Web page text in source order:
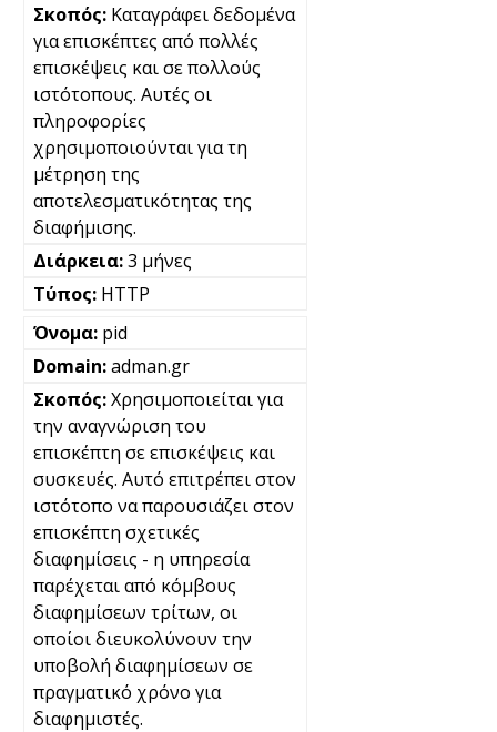
Καταγράφει δεδομένα
για επισκέπτες από πολλές
επισκέψεις και σε πολλούς
ιστότοπους. Αυτές οι
πληροφορίες
χρησιμοποιούνται για τη
μέτρηση της
αποτελεσματικότητας της
διαφήμισης.
3 μήνες
HTTP
pid
adman.gr
Χρησιμοποιείται για
την αναγνώριση του
επισκέπτη σε επισκέψεις και
συσκευές. Αυτό επιτρέπει στον
ιστότοπο να παρουσιάζει στον
επισκέπτη σχετικές
διαφημίσεις - η υπηρεσία
παρέχεται από κόμβους
διαφημίσεων τρίτων, οι
οποίοι διευκολύνουν την
υποβολή διαφημίσεων σε
πραγματικό χρόνο για
διαφημιστές.